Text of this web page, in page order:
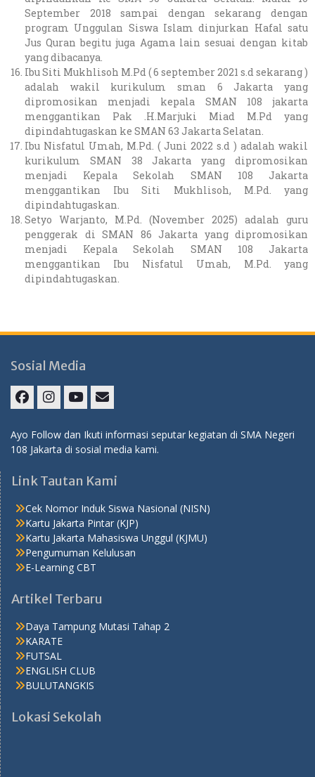
September 2018 sampai dengan sekarang dengan
program Unggulan Siswa Islam dinjurkan Hafal satu
Jus Quran begitu juga Agama lain sesuai dengan kitab
yang dibacanya.
Ibu Siti Mukhlisoh M.Pd ( 6 september 2021 s.d sekarang )
adalah wakil kurikulum sman 6 Jakarta yang
dipromosikan menjadi kepala SMAN 108 jakarta
menggantikan Pak .H.Marjuki Miad M.Pd yang
dipindahtugaskan ke SMAN 63 Jakarta Selatan.
Ibu Nisfatul Umah, M.Pd. ( Juni 2022 s.d ) adalah wakil
kurikulum SMAN 38 Jakarta yang dipromosikan
menjadi Kepala Sekolah SMAN 108 Jakarta
menggantikan Ibu Siti Mukhlisoh, M.Pd. yang
dipindahtugaskan.
Setyo Warjanto, M.Pd. (November 2025) adalah guru
penggerak di SMAN 86 Jakarta yang dipromosikan
menjadi Kepala Sekolah SMAN 108 Jakarta
menggantikan Ibu Nisfatul Umah, M.Pd. yang
dipindahtugaskan.
Sosial Media
Ayo Follow dan Ikuti informasi seputar kegiatan di SMA Negeri
108 Jakarta di sosial media kami.
Link Tautan Kami
Cek Nomor Induk Siswa Nasional (NISN)
Kartu Jakarta Pintar (KJP)
Kartu Jakarta Mahasiswa Unggul (KJMU)
Pengumuman Kelulusan
E-Learning CBT
Artikel Terbaru
Daya Tampung Mutasi Tahap 2
KARATE
FUTSAL
ENGLISH CLUB
BULUTANGKIS
Lokasi Sekolah